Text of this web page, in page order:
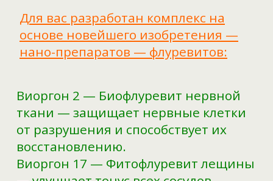
Для вас разработан комплекс на
основе новейшего изобретения —
нано-препаратов — флуревитов:
Виоргон 2 — Биофлуревит нервной
ткани — защищает нервные клетки
от разрушения и способствует их
восстановлению.
Виоргон 17 — Фитофлуревит лещины